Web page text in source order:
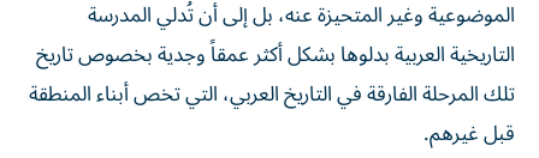
الموضوعية وغير المتحيزة عنه، بل إلى أن تُدلي المدرسة
التاريخية العربية بدلوها بشكل أكثر عمقاً وجدية بخصوص تاريخ
تلك المرحلة الفارقة في التاريخ العربي، التي تخص أبناء المنطقة
قبل غيرهم.